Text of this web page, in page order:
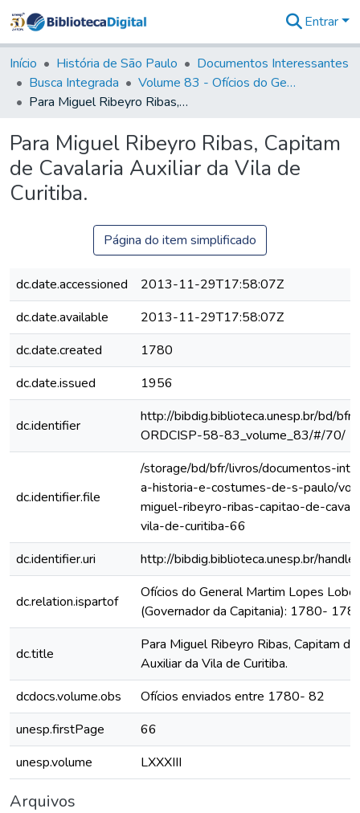
&
Coleções
Tudo na
Biblioteca
Estatísticas
Entrar
Início História de São Paulo
Documentos Interessantes
Busca Integrada
Volume 83 - Ofícios do General Martim Lopes Lobo de Saldanha (Governador da Capitania): 1780- 1782
Para Miguel Ribeyro Ribas, Capitam de Cavalaria Auxiliar da Vila de Curitiba.
Para Miguel Ribeyro Ribas, Capitam
de Cavalaria Auxiliar da Vila de
Curitiba.
Página do item simplificado
dc.date.accessioned
2013-11-29T17:58:07Z
dc.date.available
2013-11-29T17:58:07Z
dc.date.created
1780
dc.date.issued
1956
dc.identifier
http://bibdig.biblioteca.unesp.br/bd/
ORDCISP-58-83_volume_83/#/70/
dc.identifier.file
/storage/bd/bfr/livros/documentos-
a-historia-e-costumes-de-s-paulo/
miguel-ribeyro-ribas-capitao-de-
vila-de-curitiba-66
dc.identifier.uri
http://bibdig.biblioteca.unesp.br/
dc.relation.ispartof
Ofícios do General Martim Lopes Lobo
(Governador da Capitania): 1780-
dc.title
Para Miguel Ribeyro Ribas, Capitam de
Auxiliar da Vila de Curitiba.
dcdocs.volume.obs
Ofícios enviados entre 1780- 82
unesp.firstPage
66
unesp.volume
LXXXIII
Arquivos